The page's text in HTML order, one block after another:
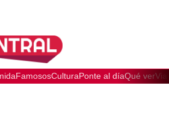
FamososCulturaPonte al díaQué ver